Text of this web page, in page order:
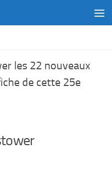
les 22 nouveaux
de cette 25e